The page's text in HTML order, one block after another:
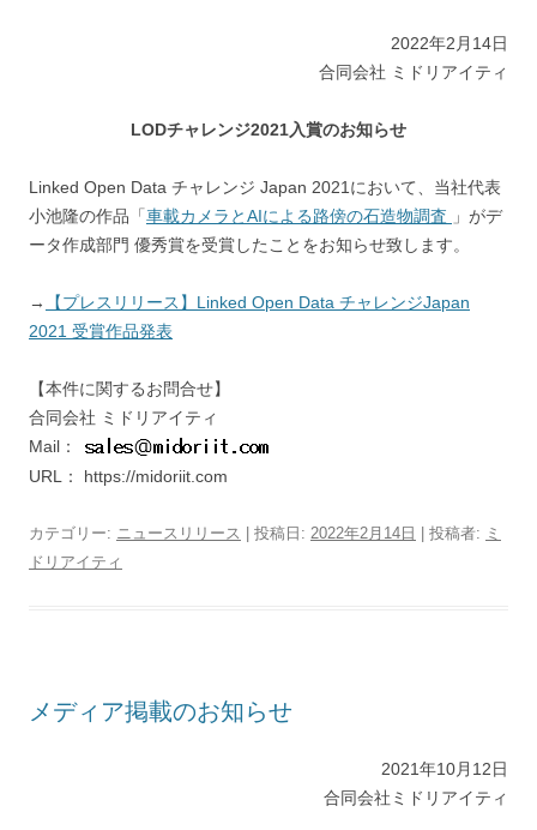
2022年2月14日
合同会社 ミドリアイティ
LODチャレンジ2021入賞のお知らせ
Linked Open Data チャレンジ Japan 2021において、当社代表
小池隆の作品「車載カメラとAIによる路傍の石造物調査
」がデ
ータ作成部門 優秀賞を受賞したことをお知らせ致します。
→
【プレスリリース】Linked Open Data チャレンジJapan
2021 受賞作品発表
【本件に関するお問合せ】
合同会社 ミドリアイティ
Mail：
URL： https://midoriit.com
カテゴリー: ニュースリリース | 投稿日: 2022年2月14日 投稿者: ミ
ドリアイティ
メディア掲載のお知らせ
2021年10月12日
合同会社ミドリアイティ